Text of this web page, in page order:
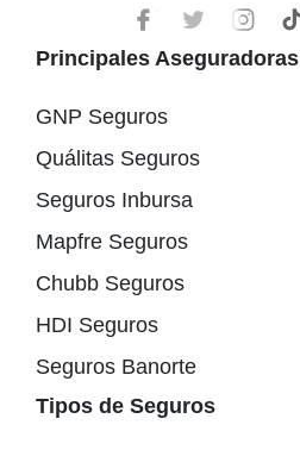
Principales Aseguradoras
GNP Seguros
Quálitas Seguros
Seguros Inbursa
Mapfre Seguros
Chubb Seguros
HDI Seguros
Seguros Banorte
Tipos de Seguros